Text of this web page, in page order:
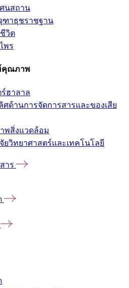
นสถาน
าธุชราชฐาน
วิต
พร
คุณภาพ
ฮาลาล
ศด้านการจัดการสารและของเสีย
พสิ่งแวดล้อม
ยวิทยาศาสตร์และเทคโนโลยี
าร